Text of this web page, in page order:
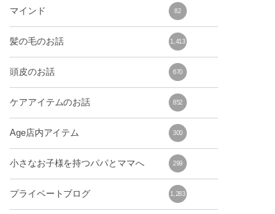
マインド 82
髪の毛のお話 1,413
頭皮のお話 670
ケアアイテムのお話 852
Age店内アイテム 300
小さなお子様を持つパパとママへ 299
プライベートブログ 1,283